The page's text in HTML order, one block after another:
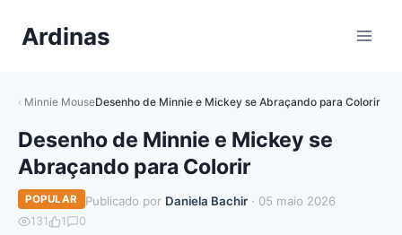
paraArdinas
Minnie MouseDesenho de Minnie e Mickey se Abraçando para Colorir
Desenho de Minnie e Mickey se
Abraçando para Colorir
POPULAR Publicado por Daniela Bachir· 05 maio 2026
131 1 0